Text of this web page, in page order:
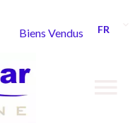
Biens Vendus FR